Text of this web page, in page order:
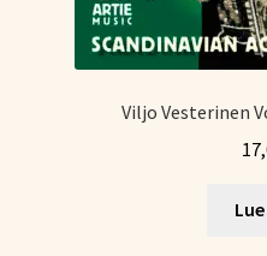
Viljo Vesterinen